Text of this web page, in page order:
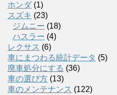
ホンダ (1)
スズキ (23)
ジムニー (18)
ハスラー (4)
レクサス (6)
車にまつわる統計データ (5)
廃車処分にする (36)
車の選び方 (13)
車のメンテナンス (122)